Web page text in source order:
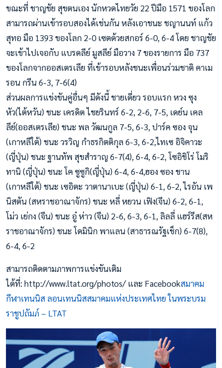
ขณะที่ ชาญชัย สุขตนเอง นักหวดไทยวัย 22 ปีมือ 1571 ของโลก
สามารถผ่านเข้ารอบสองได้เช่นกัน หลังเอาชนะ ชญานนท์ แก้ว
สุทอ มือ 1393 ของโลก 2-0 เซตด้วยสกอร์ 6-0, 6-4 โดย ชาญชัย
จะเข้าไปเจอกับ แบรดลีย์ มูสลีย์ มือวาง 7 ของรายการ มือ 737
ของโลกจากออสเตรเลีย ที่เข้ารอบหลังชนะเพื่อนร่วมชาติ คาเม
รอน กรีน 6-3, 7-6(4)
ส่วนผลการแข่งขันคู่อื่นๆ มีดังนี้ ชายเดี่ยว รอบแรก หวง ซุง
หัว(ไต้หวัน) ชนะ เครดิต ไชยรินทร์ 6-2, 2-6, 7-5, เดย์น เคล
ลีย์(ออสเตรเลีย) ชนะ พล วัฒนกูล 7-5, 6-3, ปาร์ค ซอง จุน
(เกาหลีใต้) ชนะ วรวิญ กำธรกิตติกุล 6-3, 6-2,ไทเซ อิจิคาวะ
(ญี่ปุ่น) ชนะ ฐานทัพ สุขสำราญ 6-7(4), 6-4, 6-2, โซอิชิโร่ โมริ
ทานิ (ญี่ปุ่น) ชนะ โค ซูซูกิ(ญี่ปุ่น) 6-4, 6-4,ฮอง ซอง ชาน
(เกาหลีใต้) ชนะ เซอิตะ วาตานาเบะ (ญี่ปุ่น) 6-1, 6-2, ไรอัน เพ
นิสตัน (สหราชอาณาจักร) ชนะ หลี่ หยวน เฟิง(จีน) 6-2, 6-1,
โม่ว เย่กง (จีน) ชนะ อู๋ ห่าว (จีน) 2-6, 6-3, 6-1, ลิลลี่ แฮร์รีส(สห
ราชอาณาจักร) ชนะ โดมินิก พาแลน (สาธารณรัฐเช็ก) 6-7(8),
6-4, 6-2
สามารถติดตามภาพการแข่งขันเติม
ได้ที่: http://www.ltat.org/photos/ และ Facebookสมาคม
กีฬาเทนนิส ลอนเทนนิสสมาคมแห่งประเทศไทย ในพระบรม
ราชูปถัมภ์ – LTAT